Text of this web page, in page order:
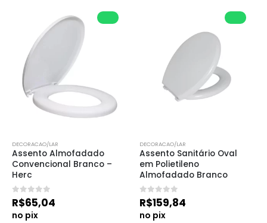
DECORACAO/LAR
Assento Almofadado
Convencional Branco –
Herc
0de 5
R$65,04
no pix
DECORACAO/LAR
Assento Sanitário Oval
em Polietileno
Almofadado Branco
0de 5
R$159,84
no pix